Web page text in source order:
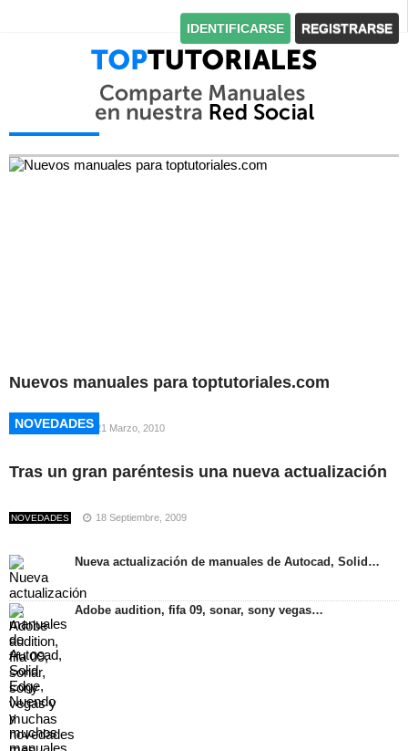
IDENTIFICARSE REGISTRARSE
Nuevos manuales para toptutoriales.com
NOVEDADES 21 Marzo, 2010
Tras un gran paréntesis una nueva actualización
NOVEDADES 18 Septiembre, 2009
NOVEDADES
NOVEDADES
Nueva actualización de manuales de Autocad, Solid…
Adobe audition, fifa 09, sonar, sony vegas…